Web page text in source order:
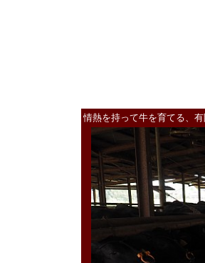
情熱を持って牛を育てる、